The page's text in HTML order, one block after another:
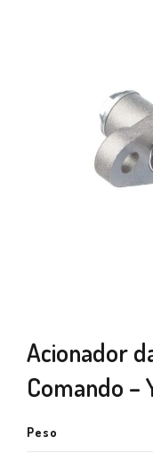
Acionador
Comando –
Peso